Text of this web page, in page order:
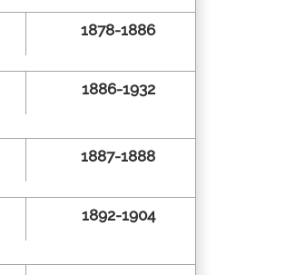
1878-1886
1886-1932
1887-1888
1892-1904